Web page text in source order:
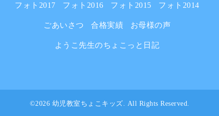
フォト2017 フォト2016 フォト2015 フォト2014
ごあいさつ 合格実績 お母様の声
ようこ先生のちょこっと日記
©2026 幼児教室ちょこキッズ . All Rights Reserved.